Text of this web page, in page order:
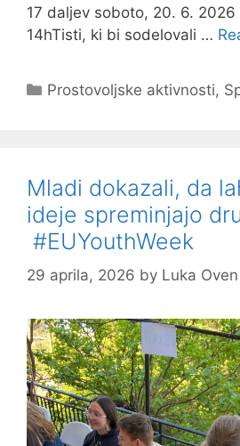
17 daljev soboto, 20. 6.
14hTisti, ki bi sodelovali …
Categories
Prostovoljske aktivnosti,
Mladi dokazali, da
ideje spreminjajo
#EUYouthWeek
29 aprila, 2026 by Luka Oven